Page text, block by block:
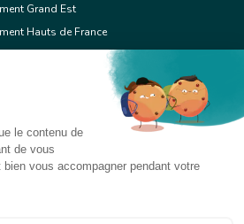
Grand Est
Hauts de France
Ile de France
Centre Val de Loire
Occitanie
Provence Alpes Côte d'Azur
Corse